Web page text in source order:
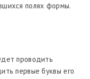
полях формы.
проводить
первые буквы его